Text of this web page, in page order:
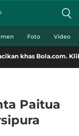
Foto Video
Klik di sini!
Paitua